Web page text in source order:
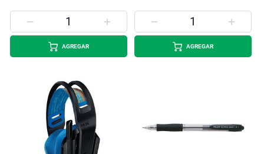
AGREGAR AGREGAR